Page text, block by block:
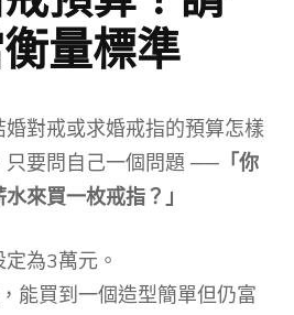
量標準
對戒或求婚戒指的預算怎樣
只要問自己一個問題 ── 「你
來買一枚戒指？」
為3萬元。
能買到一個造型簡單但仍富